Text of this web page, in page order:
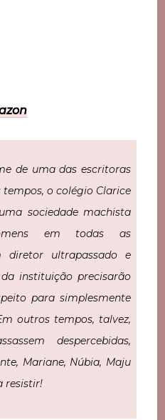
de uma das escritoras
o colégio Clarice
sociedade machista
em todas as
diretor ultrapassado e
instituição precisarão
para simplesmente
outros tempos, talvez,
despercebidas,
Mariane, Núbia, Maju
resistir!